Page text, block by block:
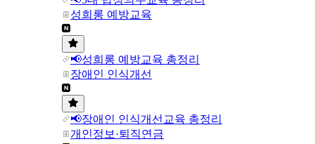
성희롱 예방교육
📢성희롱 예방교육 총정리
장애인 인식개선
📢장애인 인식개선교육 총정리
개인정보·퇴직연금